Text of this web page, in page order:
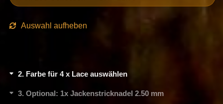
Auswahl aufheben
2 Farbe für 4 x Lace auswählen
3 Optional: 1x Jackenstricknadel 2.50 mm